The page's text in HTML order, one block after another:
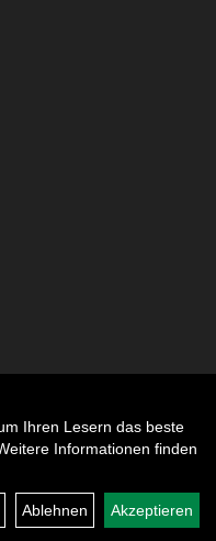
Ihren Lesern das beste
Informationen finden
Ablehnen Akzeptieren
Auftrag widerrufen